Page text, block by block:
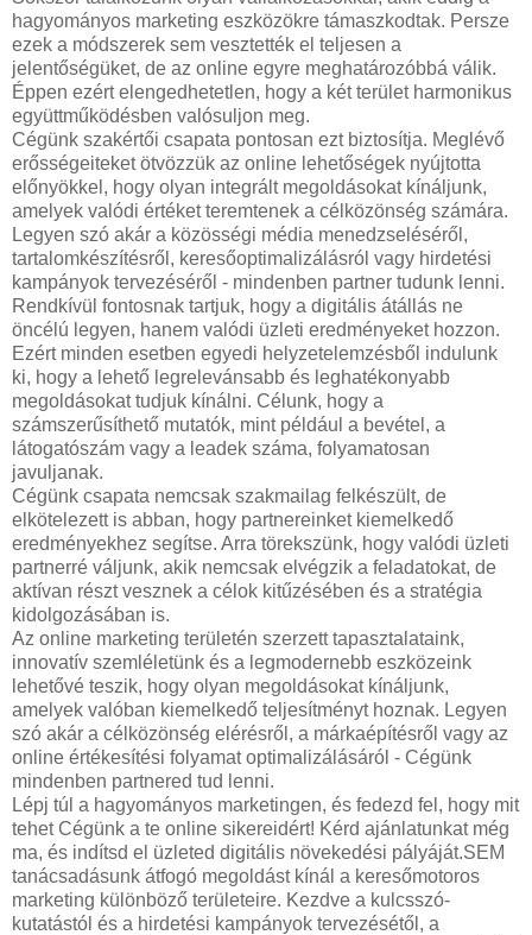
hagyományos marketing eszközökre támaszkodtak. Persze
ezek a módszerek sem vesztették el teljesen a
jelentőségüket, de az online egyre meghatározóbbá válik.
Éppen ezért elengedhetetlen, hogy a két terület harmonikus
együttműködésben valósuljon meg.
Cégünk szakértői csapata pontosan ezt biztosítja. Meglévő
erősségeiteket ötvözzük az online lehetőségek nyújtotta
előnyökkel, hogy olyan integrált megoldásokat kínáljunk,
amelyek valódi értéket teremtenek a célközönség számára.
Legyen szó akár a közösségi média menedzseléséről,
tartalomkészítésről, keresőoptimalizálásról vagy hirdetési
kampányok tervezéséről - mindenben partner tudunk lenni.
Rendkívül fontosnak tartjuk, hogy a digitális átállás ne
öncélú legyen, hanem valódi üzleti eredményeket hozzon.
Ezért minden esetben egyedi helyzetelemzésből indulunk
ki, hogy a lehető legrelevánsabb és leghatékonyabb
megoldásokat tudjuk kínálni. Célunk, hogy a
számszerűsíthető mutatók, mint például a bevétel, a
látogatószám vagy a leadek száma, folyamatosan
javuljanak.
Cégünk csapata nemcsak szakmailag felkészült, de
elkötelezett is abban, hogy partnereinket kiemelkedő
eredményekhez segítse. Arra törekszünk, hogy valódi üzleti
partnerré váljunk, akik nemcsak elvégzik a feladatokat, de
aktívan részt vesznek a célok kitűzésében és a stratégia
kidolgozásában is.
Az online marketing területén szerzett tapasztalataink,
innovatív szemléletünk és a legmodernebb eszközeink
lehetővé teszik, hogy olyan megoldásokat kínáljunk,
amelyek valóban kiemelkedő teljesítményt hoznak. Legyen
szó akár a célközönség elérésről, a márkaépítésről vagy az
online értékesítési folyamat optimalizálásáról - Cégünk
mindenben partnered tud lenni.
Lépj túl a hagyományos marketingen, és fedezd fel, hogy mit
tehet Cégünk a te online sikereidért! Kérd ajánlatunkat még
ma, és indítsd el üzleted digitális növekedési pályáját.SEM
tanácsadásunk átfogó megoldást kínál a keresőmotoros
marketing különböző területeire. Kezdve a kulcsszó-
kutatástól és a hirdetési kampányok tervezésétől, a